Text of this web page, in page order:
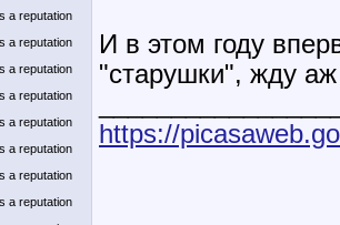
И в этом году
"старушки", жду
https://